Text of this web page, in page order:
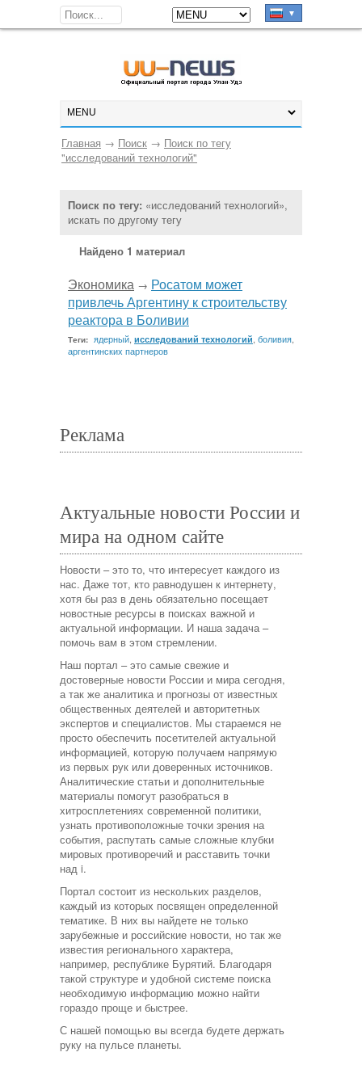
▼
Главная → Поиск → Поиск по тегу
"исследований технологий"
Поиск по тегу: «исследований технологий»,
искать по другому тегу
Найдено 1 материал
Экономика → Росатом может
привлечь Аргентину к строительству
реактора в Боливии
Теги: ядерный исследований технологий боливия
аргентинских партнеров
Реклама
Актуальные новости России и
мира на одном сайте
Новости – это то, что интересует каждого из
нас. Даже тот, кто равнодушен к интернету,
хотя бы раз в день обязательно посещает
новостные ресурсы в поисках важной и
актуальной информации. И наша задача –
помочь вам в этом стремлении.
Наш портал – это самые свежие и
достоверные новости России и мира сегодня,
а так же аналитика и прогнозы от известных
общественных деятелей и авторитетных
экспертов и специалистов. Мы стараемся не
просто обеспечить посетителей актуальной
информацией, которую получаем напрямую
из первых рук или доверенных источников.
Аналитические статьи и дополнительные
материалы помогут разобраться в
хитросплетениях современной политики,
узнать противоположные точки зрения на
события, распутать самые сложные клубки
мировых противоречий и расставить точки
над i.
Портал состоит из нескольких разделов,
каждый из которых посвящен определенной
тематике. В них вы найдете не только
зарубежные и российские новости, но так же
известия регионального характера,
например, республике Бурятий. Благодаря
такой структуре и удобной системе поиска
необходимую информацию можно найти
гораздо проще и быстрее.
С нашей помощью вы всегда будете держать
руку на пульсе планеты.